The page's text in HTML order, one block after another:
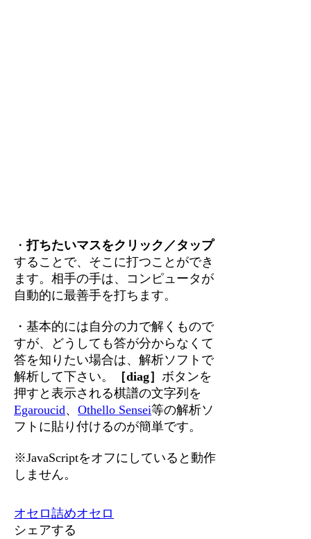
・打ちたいマスをクリック／タップ
することで、そこに打つことができ
ます。相手の手は、コンピュータが
自動的に最善手を打ちます。
・基本的には自分の力で解くもので
すが、どうしても答が分からなくて
答を知りたい場合は、解析ソフトで
解析して下さい。
［diag］ ボタンを
押すと表示される棋譜の文字列を
Egaroucid、Othello Sensei等の解析ソ
フトに貼り付けるのが簡単です。
※JavaScriptをオフにしていると動作
しません。
オセロ詰めオセロ
シェアする